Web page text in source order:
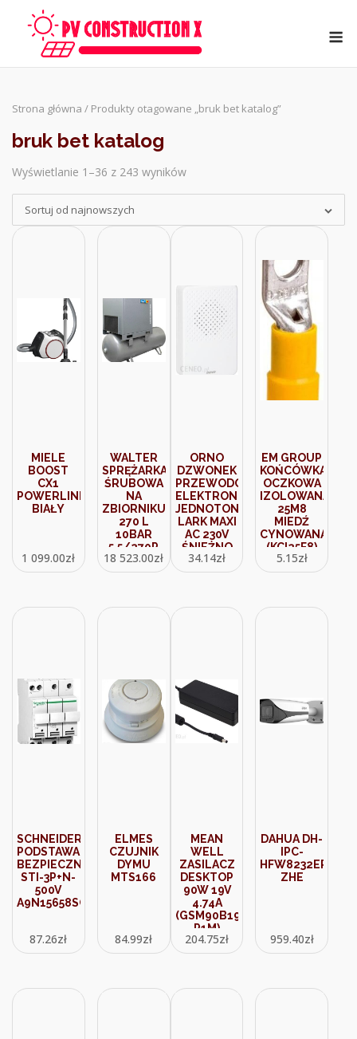
Strona główna / Produkty otagowane „bruk bet katalog”
bruk bet katalog
Wyświetlanie 1–36 z 243 wyników
latest
Sortuj od najnowszych
MIELE
BOOST
CX1
POWERLINE
BIAŁY
1 099.00zł
WALTER
SPRĘŻARKA
ŚRUBOWA
NA
ZBIORNIKU
270 L
10BAR
5,5/270P
55270P10
18 523.00zł
ORNO
DZWONEK
PRZEWODOWY
ELEKTRONICZNY
JEDNOTONOWY
LARK MAXI
AC 230V
ŚNIEŻNO
BIAŁY
(ORDPMR161PW)
34.14zł
EM GROUP
KOŃCÓWKA
OCZKOWA
IZOLOWANA
25M8
MIEDŹ
CYNOWANA
(KCI25F8)
5.15zł
SCHNEIDER
PODSTAWA
BEZPIECZNIKOWA
STI-3P+N-
500V
A9N15658SCH
87.26zł
ELMES
CZUJNIK
DYMU
MTS166
84.99zł
MEAN
WELL
ZASILACZ
DESKTOP
90W 19V
4.74A
(GSM90B19-
P1M)
204.75zł
DAHUA DH-
IPC-
HFW8232EP-
ZHE
959.40zł